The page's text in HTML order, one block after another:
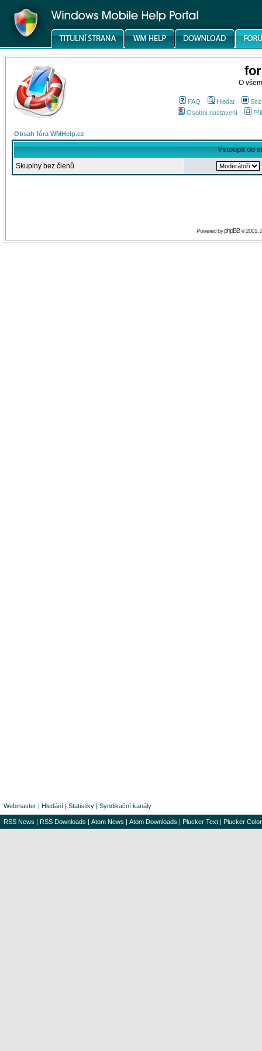
O
FAQ Hledat
Osobní nastavení
Obsah fóra WMHelp.cz
Vstoupit do
Skupiny bez členů
Powered byphpBB© 2001,
Webmaster | Hledání | Statistiky | Syndikační kanály
RSS News | RSS Downloads | Atom News | Atom Downloads | Plucker Text | Plucker Color